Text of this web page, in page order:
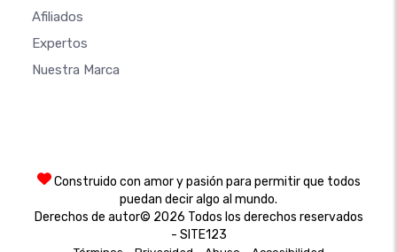
Afiliados
Expertos
Nuestra Marca
Construido con amor y pasión para permitir que todos
puedan decir algo al mundo.
Derechos de autor© 2026 Todos los derechos reservados
- SITE123